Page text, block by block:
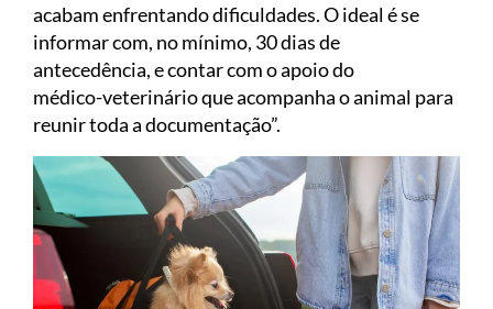
acabam enfrentando dificuldades. O ideal é se
informar com, no mínimo, 30 dias de
antecedência, e contar com o apoio do
médico-veterinário que acompanha o animal para
reunir toda a documentação”.